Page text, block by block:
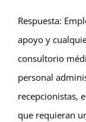
Respuesta:
apoyo y
consultorio
personal
recepcionistas,
que requieran